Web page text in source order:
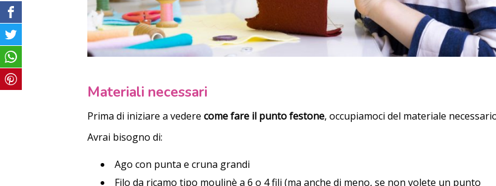
Materiali necessari
Prima di iniziare a vederecome fare il punto festone, occupiamoci del materiale
Avrai bisogno di:
Ago con punta e cruna grandi
Filo da ricamo tipo moulinè a 6 o 4 fili (ma anche di meno, se non volete un punto